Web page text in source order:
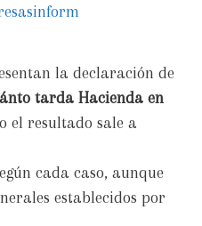
la declaración de
tarda Hacienda en
el resultado sale a
cada caso, aunque
establecidos por